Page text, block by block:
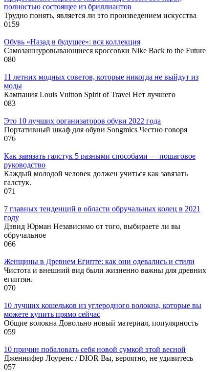
полностью состоящее из бриллиантов
Трудно понять, является ли это произведением искусства
0159
Обувь «Назад в будущее»: вся коллекция
Самозашнуровывающиеся кроссовки Nike Back to the Future
080
11 летних модных советов, которые никогда не выйдут из
моды
Кампания Louis Vuitton Spirit of Travel Нет лучшего
083
Это 10 лучших организаторов обуви 2022 года
Портативный шкаф для обуви Songmics Честно говоря
076
Как завязать галстук 5 разными способами — пошаговое
руководство
Каждый молодой человек должен учиться как завязать
галстук.
071
7 главных тенденций в области обручальных колец в 2021
году
Дэвид Юрман Независимо от того, выбираете ли вы
обручальное
066
Женщины в Древнем Египте: как они одевались и стили
Чистота и внешний вид были жизненно важны для древних
египтян.
070
10 лучших кошельков из углеродного волокна, которые вы
можете купить прямо сейчас
Общие волокна Довольно новый материал, популярность
059
10 причин побаловать себя новой сумкой этой весной
Дженнифер Лоуренс / DIOR Вы, вероятно, не удивитесь
057